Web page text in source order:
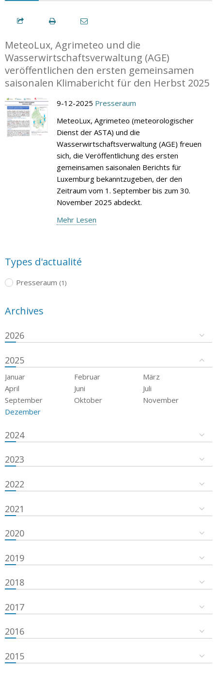
MeteoLux, Agrimeteo und die
Wasserwirtschaftsverwaltung (AGE)
veröffentlichen den ersten gemeinsamen
saisonalen Klimabericht für den Herbst 2025
9-12-2025 Presseraum
MeteoLux, Agrimeteo (meteorologischer
Dienst der ASTA) und die
Wasserwirtschaftsverwaltung (AGE) freuen
sich, die Veröffentlichung des ersten
gemeinsamen saisonalen Berichts für
Luxemburg bekanntzugeben, der den
Zeitraum vom 1. September bis zum 30.
November 2025 abdeckt.
Mehr Lesen
Types d'actualité
Presseraum (1)
Archives
2026
2025
Januar Februar
März
April
Juni
Juli
September
Oktober
November
Dezember
2024
2023
2022
2021
2020
2019
2018
2017
2016
2015